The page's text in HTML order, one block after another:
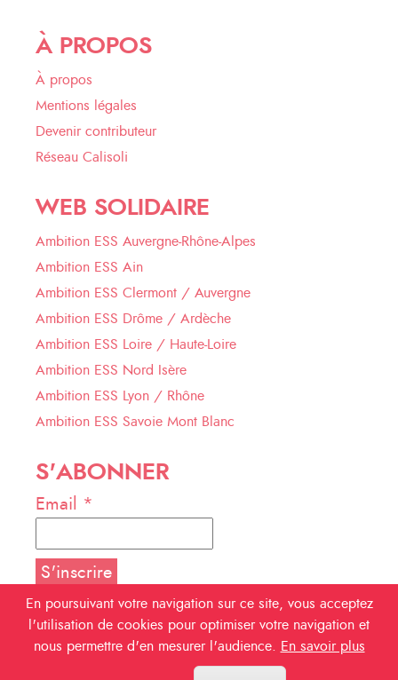
À PROPOS
À propos
Mentions légales
Devenir contributeur
Réseau Calisoli
WEB SOLIDAIRE
Ambition ESS Auvergne-Rhône-Alpes
Ambition ESS Ain
Ambition ESS Clermont / Auvergne
Ambition ESS Drôme / Ardèche
Ambition ESS Loire / Haute-Loire
Ambition ESS Nord Isère
Ambition ESS Lyon / Rhône
Ambition ESS Savoie Mont Blanc
S'ABONNER
Email *
NOUS SUIVRE
En poursuivant votre navigation sur ce site, vous acceptez
l'utilisation de cookies pour optimiser votre navigation et
nous permettre d'en mesurer l'audience.
En savoir plus